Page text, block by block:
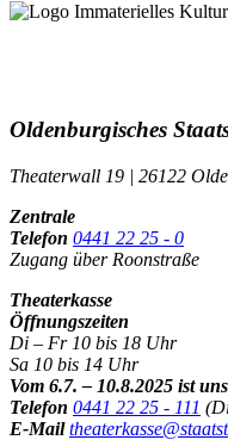
Oldenburgisches
Theaterwall 19 | 26122
Zentrale
Telefon 0441 22 25 - 0
Zugang über Roonstraße
Theaterkasse
Öffnungszeiten
Di – Fr 10 bis 18 Uhr
Sa 10 bis 14 Uhr
Vom 6.7. – 10.8.2025 ist
Telefon 0441 22 25 - 111
E-Mail